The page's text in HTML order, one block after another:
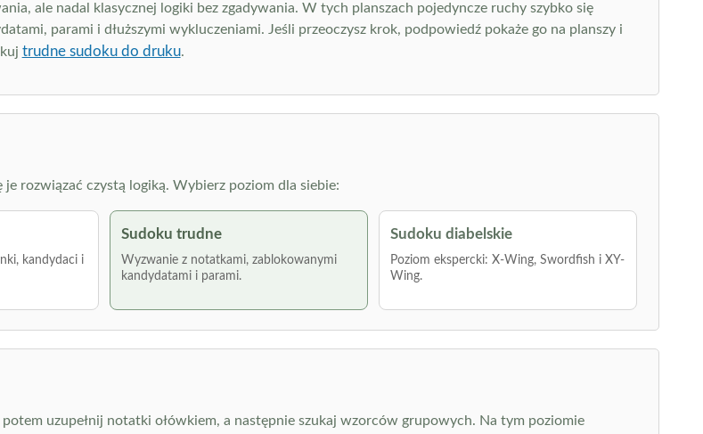
ale nadal klasycznej logiki bez zgadywania. W tych planszach pojedyncze ruchy szybko się
parami i dłuższymi wykluczeniami. Jeśli przeoczysz krok, podpowiedź pokaże go na planszy i
trudne sudoku do druku.
rozwiązać czystą logiką. Wybierz poziom dla siebie:
kandydaci i
Sudoku trudne
Wyzwanie z notatkami, zablokowanymi
kandydatami i parami.
Sudoku diabelskie
Poziom ekspercki: X-Wing, Swordfish i XY-
Wing.
uzupełnij notatki ołówkiem, a następnie szukaj wzorców grupowych. Na tym poziomie